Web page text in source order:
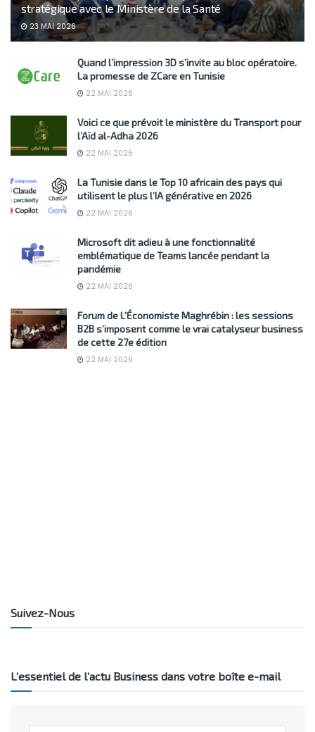
stratégique avec le Ministère de la Santé
23 MAI 2026
Quand l’impression 3D s’invite au bloc opératoire.
La promesse de ZCare en Tunisie
22 MAI 2026
Voici ce que prévoit le ministère du Transport pour
l’Aïd al-Adha 2026
22 MAI 2026
La Tunisie dans le Top 10 africain des pays qui
utilisent le plus l’IA générative en 2026
22 MAI 2026
Microsoft dit adieu à une fonctionnalité
emblématique de Teams lancée pendant la
pandémie
22 MAI 2026
Forum de L’Économiste Maghrébin : les sessions
B2B s’imposent comme le vrai catalyseur business
de cette 27e édition
22 MAI 2026
Suivez-Nous
L’essentiel de l’actu Business dans votre boîte e-mail